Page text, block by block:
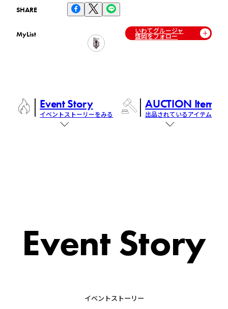
SHARE
MyList いわてグルージャ
盛岡をフォロー
Event Story
イベントストーリーをみる
AUCTION Items
出品されているアイテム
Event Story
イベントストーリー